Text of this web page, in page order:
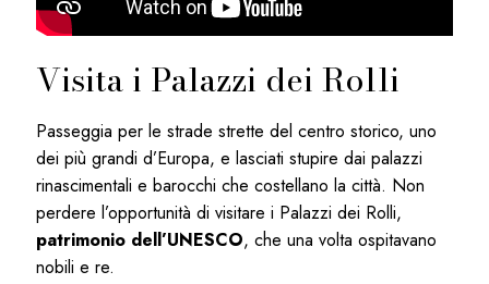
Visita i Palazzi dei Rolli
Passeggia per le strade strette del centro storico, uno
dei più grandi d’Europa, e lasciati stupire dai palazzi
rinascimentali e barocchi che costellano la città. Non
perdere l’opportunità di visitare i Palazzi dei Rolli,
patrimonio dell’UNESCO, che una volta ospitavano
nobili e re.